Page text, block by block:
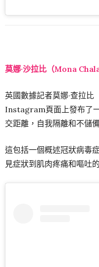
莫娜·沙拉比（Mona
英國數據記者莫娜·查拉
Instagram頁面上發布了
交距離，自我隔離和不儲
這包括一個概述冠狀病毒
見症狀到肌肉疼痛和嘔吐